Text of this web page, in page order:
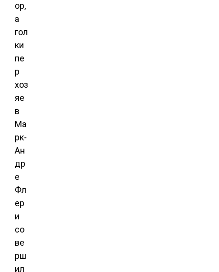
ор,
а
гол
ки
пе
р
хоз
яе
в
Ма
рк-
Ан
др
е
Фл
ер
и
со
ве
рш
ил